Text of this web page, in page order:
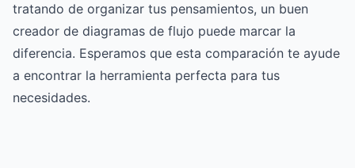
tratando de organizar tus pensamientos, un buen
creador de diagramas de flujo puede marcar la
diferencia. Esperamos que esta comparación te ayude
a encontrar la herramienta perfecta para tus
necesidades.